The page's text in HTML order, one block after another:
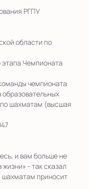
РГПУ
области по
этапа Чемпионата
чемпионата
шахматам (высшая
и вам больше не
жизни» - так сказал
шахматам приносит